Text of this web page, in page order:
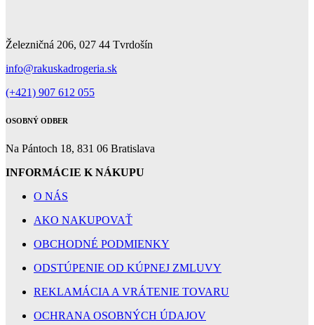
Železničná 206, 027 44 Tvrdošín
info@rakuskadrogeria.sk
(+421) 907 612 055
OSOBNÝ ODBER
Na Pántoch 18, 831 06 Bratislava
INFORMÁCIE K NÁKUPU
O NÁS
AKO NAKUPOVAŤ
OBCHODNÉ PODMIENKY
ODSTÚPENIE OD KÚPNEJ ZMLUVY
REKLAMÁCIA A VRÁTENIE TOVARU
OCHRANA OSOBNÝCH ÚDAJOV